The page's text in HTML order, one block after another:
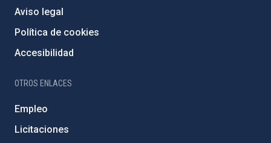
Aviso legal
Política de cookies
Accesibilidad
OTROS ENLACES
Empleo
Licitaciones